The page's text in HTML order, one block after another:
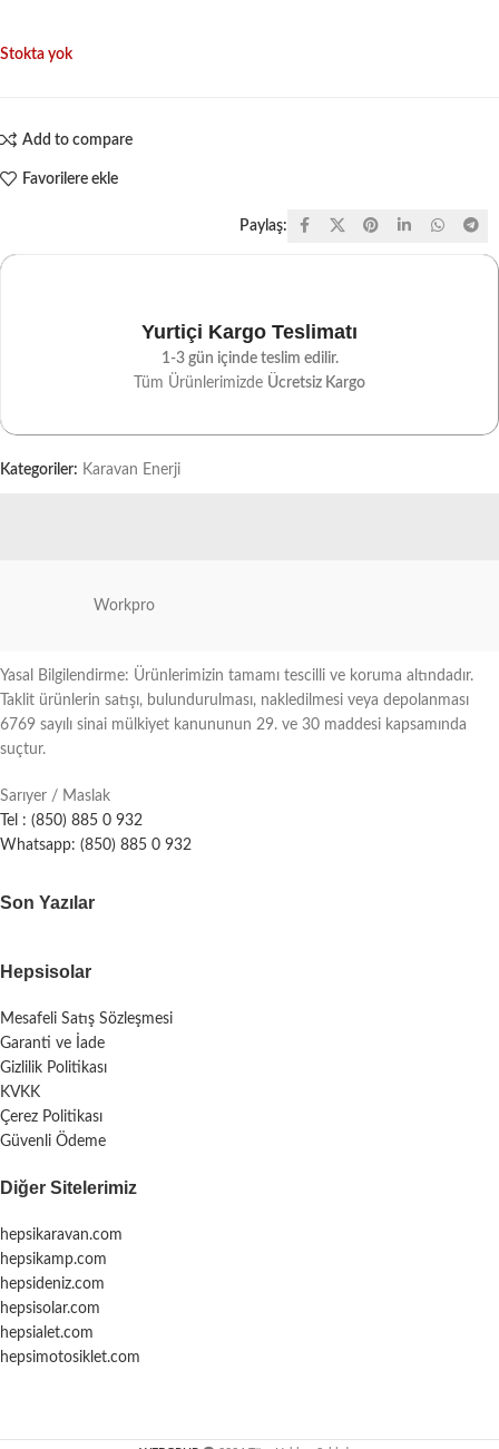
Stokta yok
Add to compare
Favorilere ekle
Paylaş:
Yurtiçi Kargo Teslimatı
1-3 gün içinde teslim edilir.
Tüm Ürünlerimizde Ücretsiz Kargo
Kategoriler: Karavan Enerji
Workpro
Yasal Bilgilendirme: Ürünlerimizin tamamı tescilli ve koruma altındadır.
Taklit ürünlerin satışı, bulundurulması, nakledilmesi veya depolanması
6769 sayılı sinai mülkiyet kanununun 29. ve 30 maddesi kapsamında
suçtur.
Sarıyer / Maslak
Tel : (850) 885 0 932
Whatsapp: (850) 885 0 932
Son Yazılar
Hepsisolar
Mesafeli Satış Sözleşmesi
Garanti ve İade
Gizlilik Politikası
KVKK
Çerez Politikası
Güvenli Ödeme
Diğer Sitelerimiz
hepsikaravan.com
hepsikamp.com
hepsideniz.com
hepsisolar.com
hepsialet.com
hepsimotosiklet.com